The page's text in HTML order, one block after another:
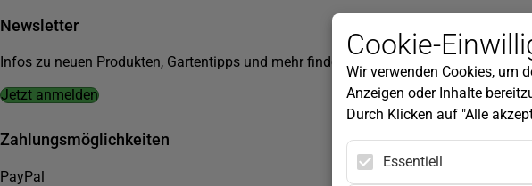
Newsletter
Infos zu neuen Produkten, Gartentipps und mehr findest du in unserem Newsletter!
Jetzt anmelden
Zahlungsmöglichkeiten
PayPal
Cookie-
Wir verwenden Cookies, um
Anzeigen oder Inhalte
Durch Klicken auf "Alle
Essentiell